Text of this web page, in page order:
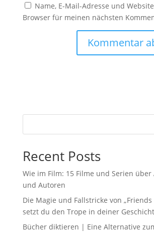
Name, E-Mail-Adresse und
Browser für meinen nächsten
Recent Posts
Wie im Film: 15 Filme und Serien
und Autoren
Die Magie und Fallstricke von „Friends
setzt du den Trope in deiner
Bücher diktieren | Eine Alternative